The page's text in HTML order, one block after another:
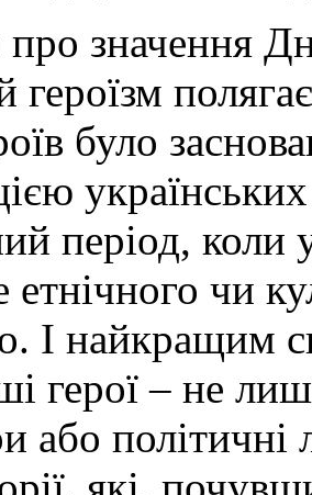
значення
героїзм
було
період, коли
чи
І найкращим
герої – не
або політичні